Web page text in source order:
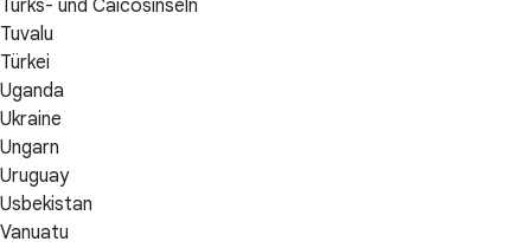
Turks- und Caicosinseln
Tuvalu
Türkei
Uganda
Ukraine
Ungarn
Uruguay
Usbekistan
Vanuatu